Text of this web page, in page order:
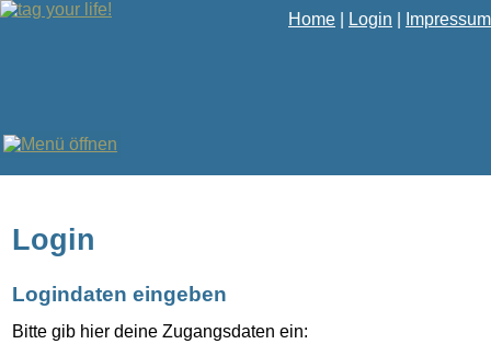
Home Login Impressum
Login
Logindaten eingeben
Bitte gib hier deine Zugangsdaten ein: